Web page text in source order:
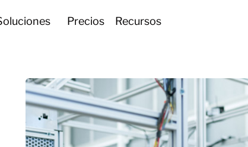
Precios Recursos